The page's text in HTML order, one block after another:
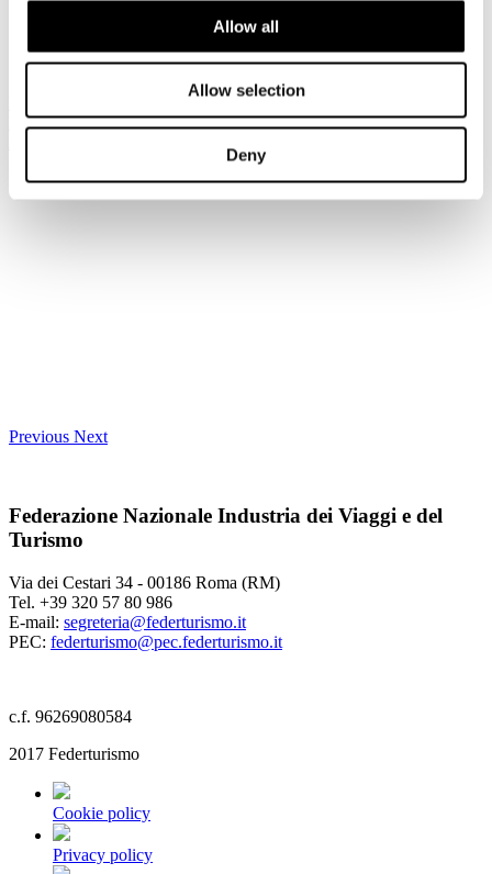
Allow all
Allow selection
Deny
Login
Risparmia con le nostre convenzioni
Previous Next
Federazione Nazionale Industria dei Viaggi e del
Turismo
Via dei Cestari 34 - 00186 Roma (RM)
Tel. +39 320 57 80 986
E-mail: segreteria@federturismo.it
PEC: federturismo@pec.federturismo.it
c.f. 96269080584
2017 Federturismo
Cookie policy
Privacy policy